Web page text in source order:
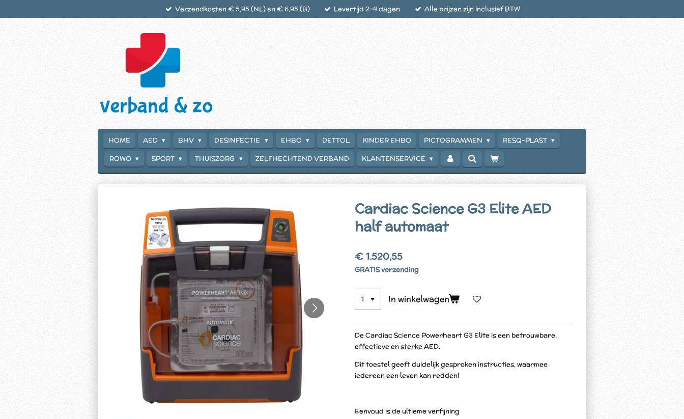
Verzendkosten € 5,95 (NL) en € 6,95 (B) Levertijd 2-4 dagen Alle prijzen zijn inclusief BTW
HOME AED BHV DESINFECTIE EHBO DETTOL KINDER EHBO PICTOGRAMMEN
RESQ-PLAST
ROWO
SPORT THUISZORG ZELFHECHTEND VERBAND KLANTENSERVICE
Cardiac Science G3 Elite AED
half automaat
€ 1.520,55
GRATIS verzending
In winkelwagen
De Cardiac Science Powerheart G3 Elite is een betrouwbare,
effectieve en sterke AED.
Dit toestel geeft duidelijk gesproken instructies, waarmee
iedereen een leven kan redden!
Eenvoud is de ultieme verfijning